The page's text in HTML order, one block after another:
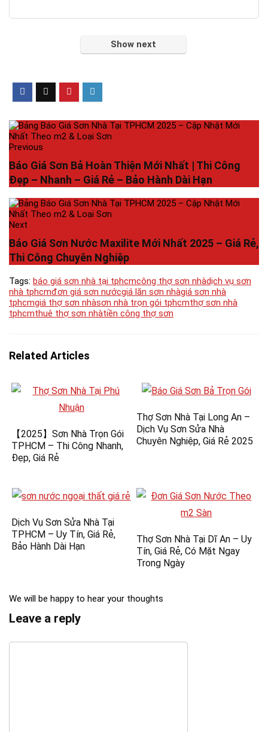
Show next
Previous
Báo Giá Sơn Bả Hoàn Thiện Mới Nhất | Thi Công
Đẹp – Nhanh – Giá Rẻ – Bảo Hành Dài Hạn
Next
Báo Giá Sơn Nước Maxilite Mới Nhất 2025 – Giá Rẻ,
Thi Công Chuyên Nghiệp
Tags: báo giá sơn nhà tại tphcmcông thợ sơn nhàdịch vụ sơn
nhà tphcmđơn giá sơn nướcgiá lăn sơn nhàgiá sơn nhà
tphcmgiá thợ sơn nhàsơn nhà trọn gói tphcmthợ sơn nhà
tphcmthuê thợ sơn nhàtiền công thợ sơn
Related Articles
【2025】Sơn Nhà Trọn Gói
TPHCM – Thi Công Nhanh,
Đẹp, Giá Rẻ
Thợ Sơn Nhà Tại Long An –
Dịch Vụ Sơn Sửa Nhà
Chuyên Nghiệp, Giá Rẻ 2025
Dịch Vụ Sơn Sửa Nhà Tại
TPHCM – Uy Tín, Giá Rẻ,
Bảo Hành Dài Hạn
Thợ Sơn Nhà Tại Dĩ An – Uy
Tín, Giá Rẻ, Có Mặt Ngay
Trong Ngày
We will be happy to hear your thoughts
Leave a reply